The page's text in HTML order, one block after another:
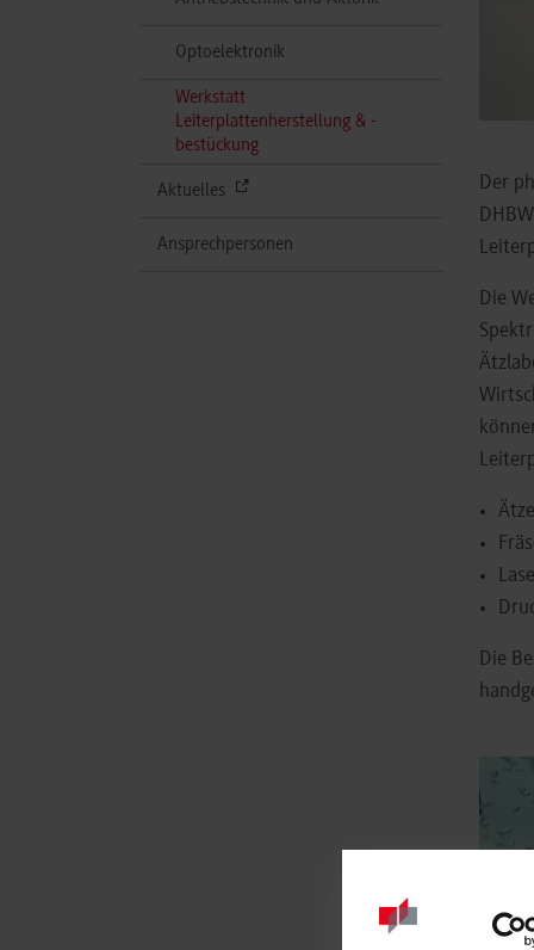
Optoelektronik
Werkstatt
Leiterplattenherstellung & -
bestückung(aktuell)
Aktuelles
Ansprechpersonen
Der
Die
Die